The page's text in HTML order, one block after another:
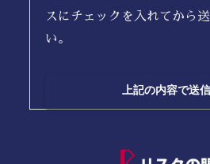
スにチェックを入れてから
い。